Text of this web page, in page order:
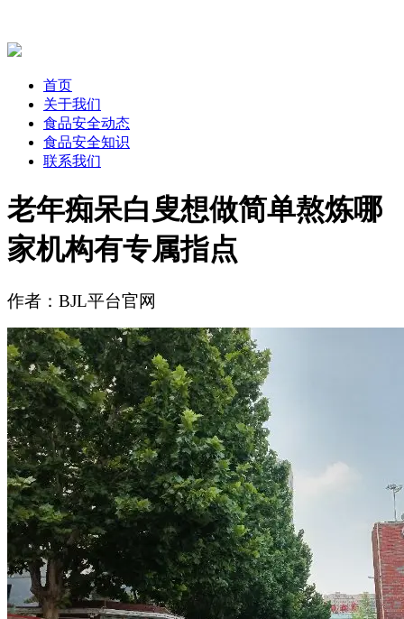
首页
关于我们
食品安全动态
食品安全知识
联系我们
老年痴呆白叟想做简单熬炼哪
家机构有专属指点
作者：BJL平台官网